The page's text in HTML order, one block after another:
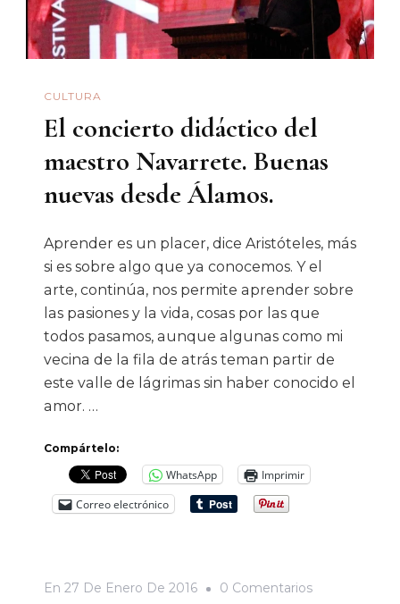
CULTURA
El concierto didáctico del
maestro Navarrete. Buenas
nuevas desde Álamos.
Aprender es un placer, dice Aristóteles, más
si es sobre algo que ya conocemos. Y el
arte, continúa, nos permite aprender sobre
las pasiones y la vida, cosas por las que
todos pasamos, aunque algunas como mi
vecina de la fila de atrás teman partir de
este valle de lágrimas sin haber conocido el
amor. …
Compártelo:
WhatsApp
Imprimir
Correo electrónico
En 27 De Enero De 2016 0 ComentariosEn